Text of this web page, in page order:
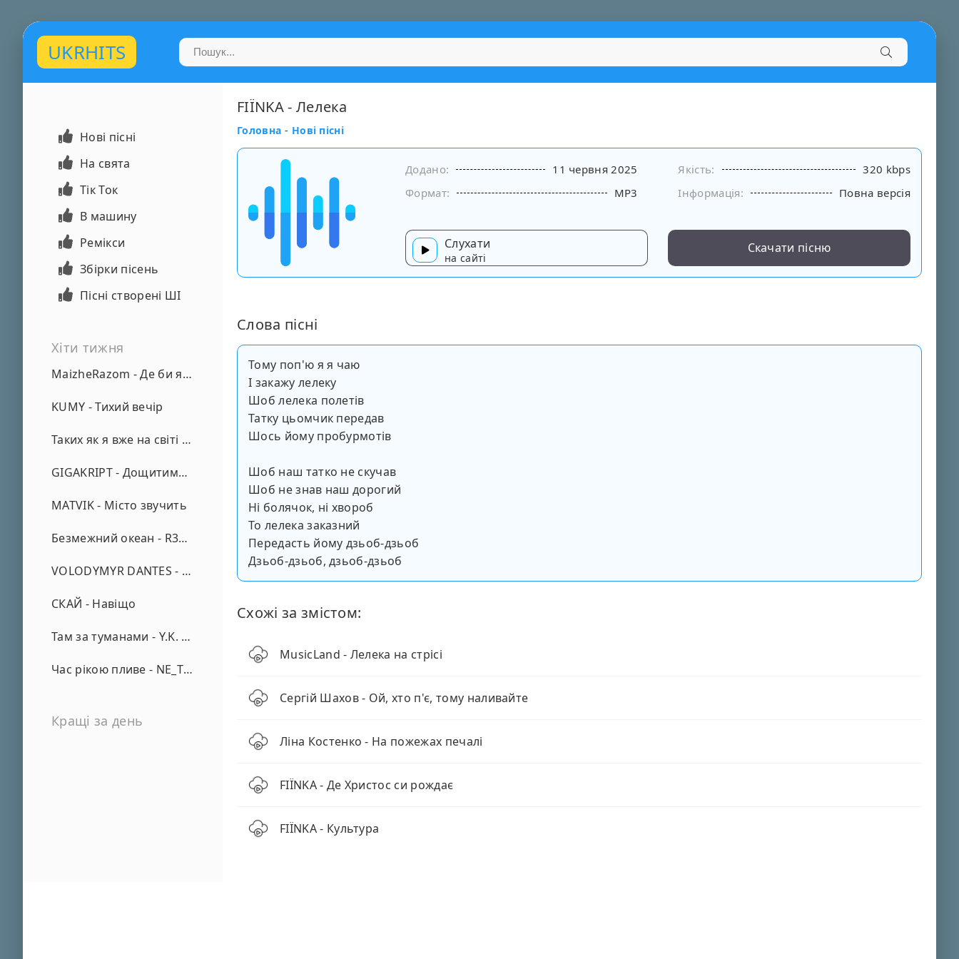
UKRHITS
Нові пісні
На свята
Тік Ток
В машину
Ремікси
Збірки пісень
Пісні створені ШІ
Хіти тижня
MaizheRazom - Де би я не був
KUMY - Тихий вечір
Таких як я вже на світі нема - А. Малярник
GIGAKRIPT - Дощитиме зима
MATVIK - Місто звучить
Безмежний океан - R3phase
VOLODYMYR DANTES - Просто кохаю (REMIX)
СКАЙ - Навіщо
Там за туманами - Y.K. Music
Час рікою пливе - NE_TVOYA_MRIYA
Кращі за день
FIЇNKA - Лелека
Головна - Нові пісні
Додано: 11 червня 2025 Якість:
320 kbps
Формат:
MP3 Інформація: Повна версія
Слухати
на сайті
Скачати пісню
Слова пісні
Тому поп'ю я я чаю
І закажу лелеку
Шоб лелека полетів
Татку цьомчик передав
Шось йому пробурмотів
Шоб наш татко не скучав
Шоб не знав наш дорогий
Ні болячок, ні хвороб
То лелека заказний
Передасть йому дзьоб-дзьоб
Дзьоб-дзьоб, дзьоб-дзьоб
Схожі за змістом:
MusicLand - Лелека на стрісі
Сергій Шахов - Ой, хто п'є, тому наливайте
Ліна Костенко - На пожежах печалі
FIЇNKA - Де Христос си рождає
FIЇNKA - Культура